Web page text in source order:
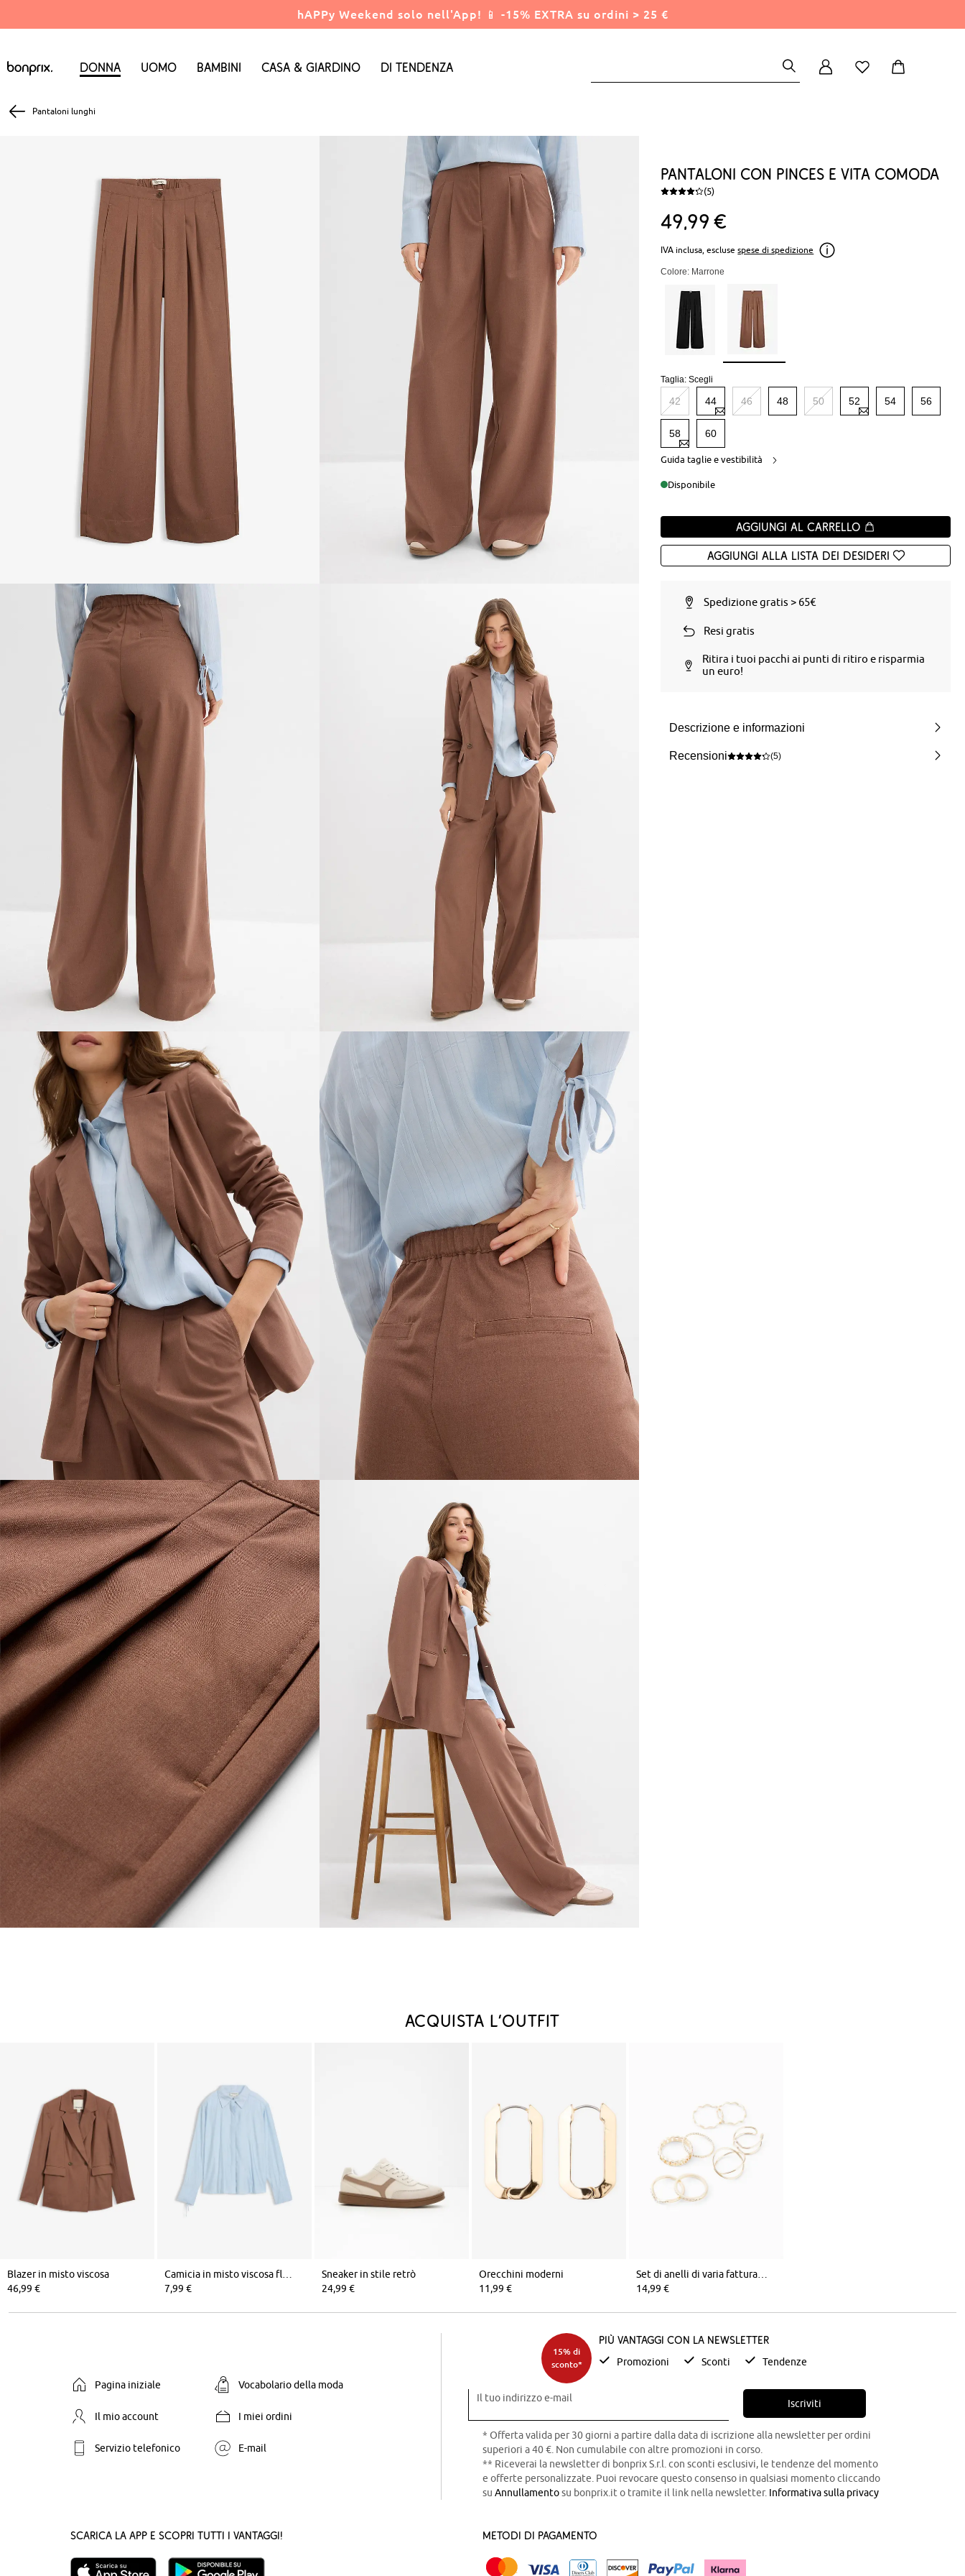
hAPPy Weekend solo nell'App! 📱 -15% EXTRA su ordini > 25 €
Donna Uomo Bambini Casa & Giardino Di tendenza
Pantaloni lunghi
Pantaloni con pinces e vita comoda
(5)
49 99 €
IVA inclusa, escluse spese di spedizione
Colore: Marrone
Taglia:Scegli
42 44 46 48 50 52 54 56
58 60
Guida taglie e vestibilità
Disponibile
Aggiungi al carrello
Aggiungi alla Lista dei desideri
Spedizione gratis > 65€
Resi gratis
Ritira i tuoi pacchi ai punti di ritiro e risparmia
un euro!
Descrizione e informazioni
Recensioni (5)
Acquista l‘outfit
Blazer in misto viscosa
46,99 €
7,99 €
Sneaker in stile retrò
24,99 €
Orecchini moderni
11,99 €
14,99 €
Pagina iniziale Vocabolario della moda
Il mio account I miei ordini
Servizio telefonico E-mail
15% di
sconto*
Più vantaggi con la newsletter
Promozioni Sconti Tendenze
Il tuo indirizzo e-mail Iscriviti
* Offerta valida per 30 giorni a partire dalla data di iscrizione alla newsletter per ordini
superiori a 40 €. Non cumulabile con altre promozioni in corso.
** Riceverai la newsletter di bonprix S.r.l. con sconti esclusivi, le tendenze del momento
e offerte personalizzate. Puoi revocare questo consenso in qualsiasi momento cliccando
su Annullamentosu bonprix.it o tramite il link nella newsletter. Informativa sulla privacy
Scarica la App e scopri tutti i vantaggi! Metodi di pagamento